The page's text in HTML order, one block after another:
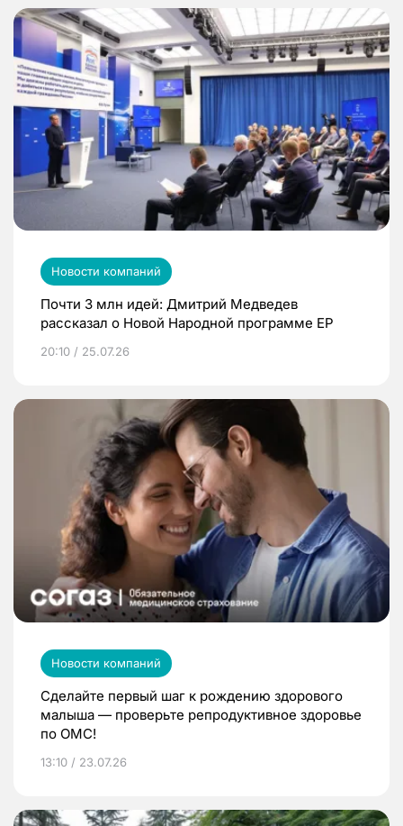
Новости компаний
Почти 3 млн идей: Дмитрий Медведев
рассказал о Новой Народной программе ЕР
20:10 / 25.07.26
Новости компаний
Сделайте первый шаг к рождению здорового
малыша — проверьте репродуктивное здоровье
по ОМС!
13:10 / 23.07.26